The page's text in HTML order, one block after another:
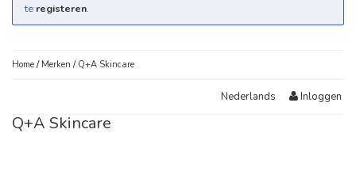
te registeren.
Home / Merken / Q+A Skincare
Nederlands Inloggen
Q+A Skincare